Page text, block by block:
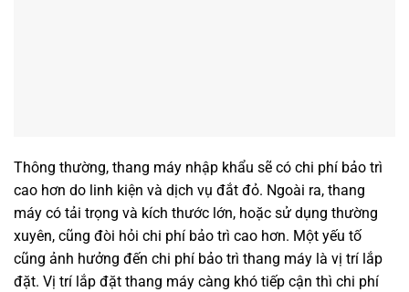
Thông thường, thang máy nhập khẩu sẽ có chi phí bảo trì
cao hơn do linh kiện và dịch vụ đắt đỏ. Ngoài ra, thang
máy có tải trọng và kích thước lớn, hoặc sử dụng thường
xuyên, cũng đòi hỏi chi phí bảo trì cao hơn. Một yếu tố
cũng ảnh hưởng đến chi phí bảo trì thang máy là vị trí lắp
đặt. Vị trí lắp đặt thang máy càng khó tiếp cận thì chi phí